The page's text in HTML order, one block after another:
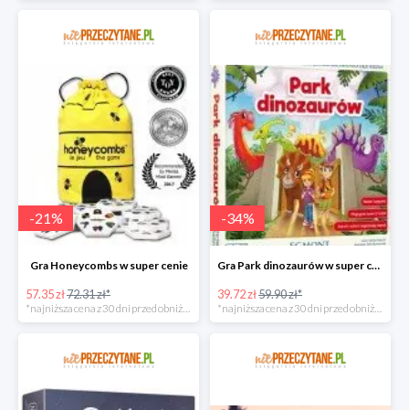
-21%
Gra Honeycombs w super cenie
57.35 zł72.31 zł*
*najniższa cena z 30 dni przed obniżką
-34%
Gra Park dinozaurów w super cenie
39.72 zł59.90 zł*
*najniższa cena z 30 dni przed obniżką